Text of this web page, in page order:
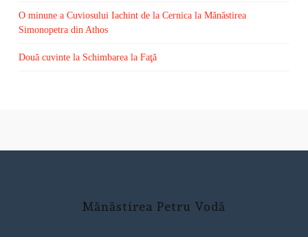
O minune a Cuviosului Iachint de la Cernica la Mănăstirea
Simonopetra din Athos
Două cuvinte la Schimbarea la Faţă
Mănăstirea Petru Vodă